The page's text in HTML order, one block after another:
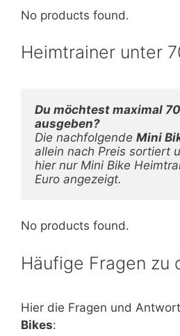
No products found.
Heimtrainer unter
Du möchtest maximal
Die nachfolgende Mini
allein nach Preis sortiert
hier nur Mini Bike
Euro angezeigt.
No products found.
Häufige Fragen zu
Hier die Fragen und
Bikes: